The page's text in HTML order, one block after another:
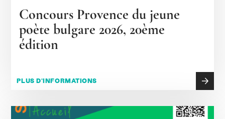
Concours Provence du jeune
poète bulgare 2026, 20ème
édition
PLUS D'INFORMATIONS